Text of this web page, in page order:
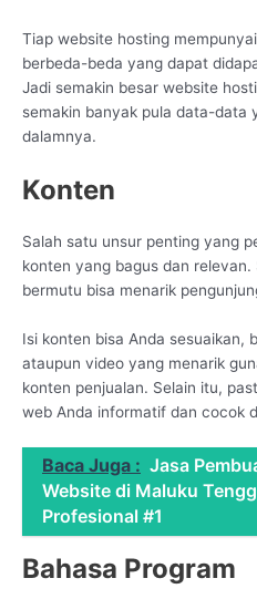
Tiap website hosting
berbeda-beda yang dapat
Jadi semakin besar website
semakin banyak pula data-data
dalamnya.
Konten
Salah satu unsur penting yang
konten yang bagus dan
bermutu bisa menarik
Isi konten bisa Anda sesuaikan,
ataupun video yang menarik
konten penjualan. Selain itu,
web Anda informatif dan cocok
Baca Juga : Jasa
Website di Maluku
Profesional #1
Bahasa Program